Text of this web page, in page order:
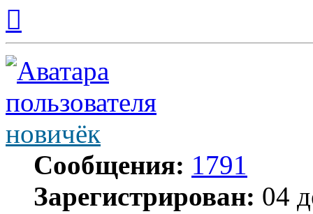
началу
новичёк
Сообщения: 1791
Зарегистрирован: 04